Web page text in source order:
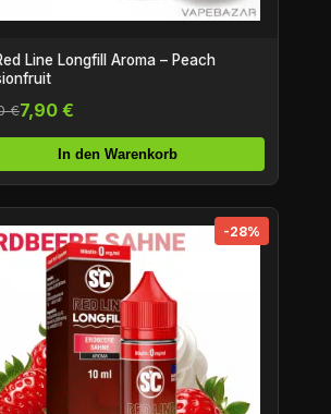
Line Longfill Aroma – Peach
€7,90 €
In den Warenkorb
-28%